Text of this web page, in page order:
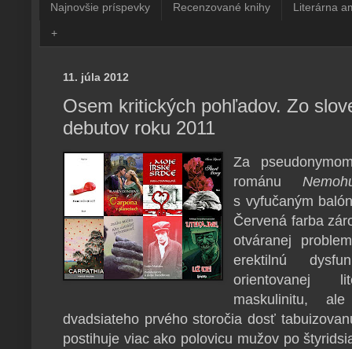
Najnovšie príspevky Recenzované knihy Literárna
+
11. júla 2012
Osem kritických pohľadov. Zo
debutov roku 2011
Za
románu
s vyfučaným
Červená farba
otváranej
erektilnú
orientovanej
maskulinitu,
dvadsiateho prvého storočia dosť
postihuje viac ako polovicu mužov po